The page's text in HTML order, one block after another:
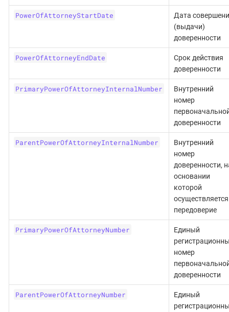
PowerOfAttorneyStartDate
Дата
(выдачи)
доверенности
PowerOfAttorneyEndDate
Срок действия
доверенности
PrimaryPowerOfAttorneyInternalNumber
Внутренний
номер
доверенности
ParentPowerOfAttorneyInternalNumber
Внутренний
номер
доверенности,
основании
которой
осуществляется
передоверие
PrimaryPowerOfAttorneyNumber
Единый
номер
доверенности
ParentPowerOfAttorneyNumber
Единый